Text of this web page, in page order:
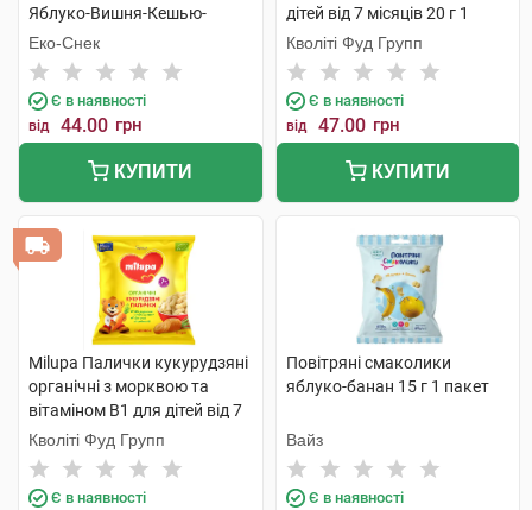
Яблуко-Вишня-Кешью-
Криспи Кіноа 35 г 1 шт
Еко-Снек
Є в наявності
від 44.00 грн
КУПИТИ
дітей від 7 місяців 20 г 1
пакет
Кволіті Фуд Групп
Є в наявності
від 47.00 грн
КУПИТИ
Milupa Палички кукурудзяні
органічні з морквою та
вітаміном В1 для дітей від 7
місяців 20 г 1 пакет
Кволіті Фуд Групп
Є в наявності
Повітряні смаколики
яблуко-банан 15 г 1 пакет
Вайз
Є в наявності